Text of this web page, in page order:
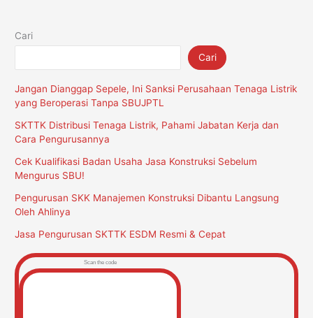
Cari
Cari
Jangan Dianggap Sepele, Ini Sanksi Perusahaan Tenaga Listrik
yang Beroperasi Tanpa SBUJPTL
SKTTK Distribusi Tenaga Listrik, Pahami Jabatan Kerja dan
Cara Pengurusannya
Cek Kualifikasi Badan Usaha Jasa Konstruksi Sebelum
Mengurus SBU!
Pengurusan SKK Manajemen Konstruksi Dibantu Langsung
Oleh Ahlinya
Jasa Pengurusan SKTTK ESDM Resmi & Cepat
Scan the code